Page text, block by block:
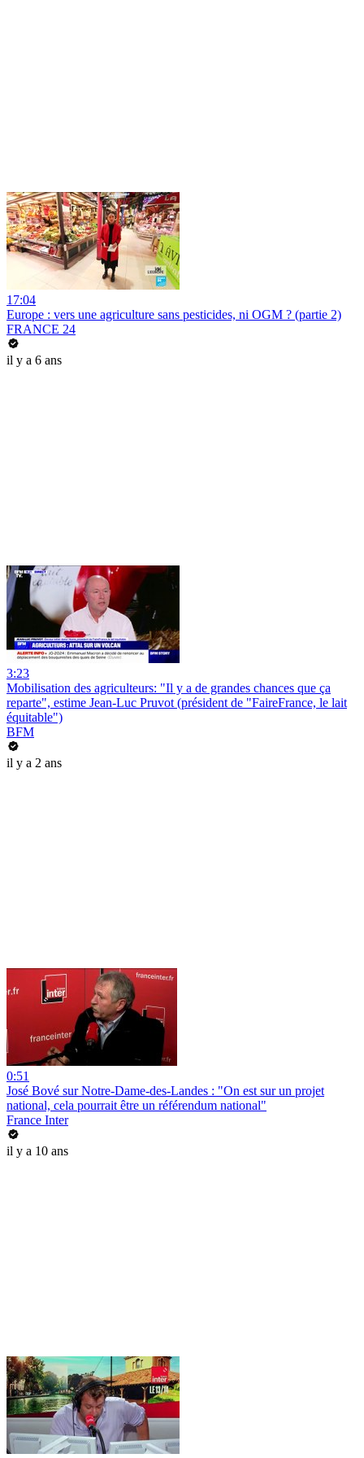
17:04
Europe : vers une agriculture sans pesticides, ni OGM ? (partie 2)
FRANCE 24
il y a 6 ans
3:23
Mobilisation des agriculteurs: "Il y a de grandes chances que ça
reparte", estime Jean-Luc Pruvot (président de "FaireFrance, le lait
équitable")
BFM
il y a 2 ans
0:51
José Bové sur Notre-Dame-des-Landes : "On est sur un projet
national, cela pourrait être un référendum national"
France Inter
il y a 10 ans